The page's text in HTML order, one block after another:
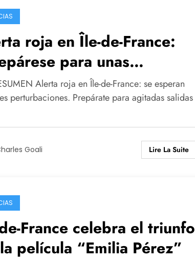
roja en Île-de-France:
para unas
agitadas!
Alerta roja en Île-de-France: se esperan
perturbaciones. Prepárate para agitadas salidas
Goali Lire La Suite
France celebra el triunfo
película “Emilia Pérez”